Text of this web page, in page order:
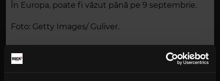
În Europa, poate fi văzut până pe 9 septembrie.
Foto: Getty Images/ Guliver.